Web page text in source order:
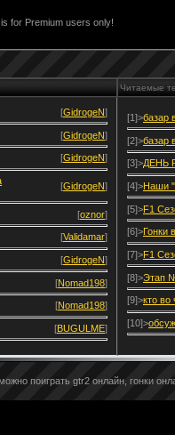
for Premium users only!
Читаемые
[GidrogeN]
[GidrogeN]
[GidrogeN]
[GidrogeN]
[oznor]
[Validamar]
[GidrogeN]
[Nomad198]
[Nomad198]
[BUGULME]
[1]>базар
[2]>базар
[3]>ДЕНЬ
[4]>Наши
[5]>F1
[6]>Гонки
[7]>F1
[8]>Этап
[9]>кто во
[10]>
поиграть gtr2 онлайн, гонки